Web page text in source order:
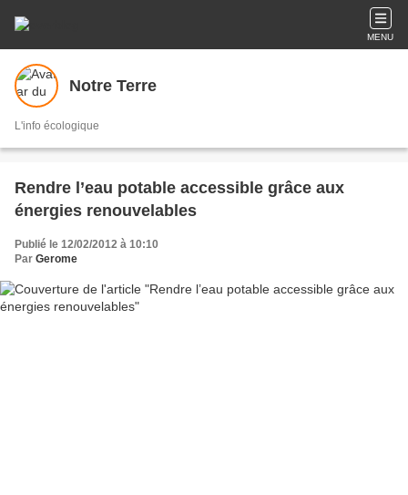
MENU
Notre Terre
L'info écologique
Rendre l’eau potable accessible grâce aux
énergies renouvelables
Publié le 12/02/2012 à 10:10
Par Gerome